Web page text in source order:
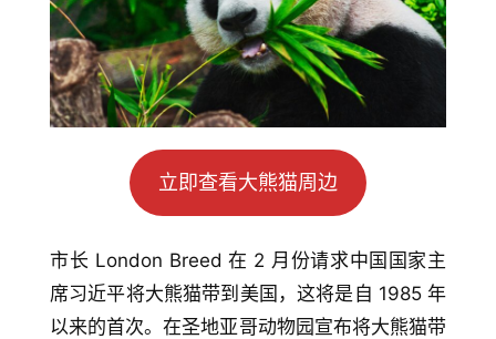
立即查看大熊猫周边
市长 London Breed 在 2 月份请求中国国家主
席习近平将大熊猫带到美国，这将是自 1985 年
以来的首次。在圣地亚哥动物园宣布将大熊猫带